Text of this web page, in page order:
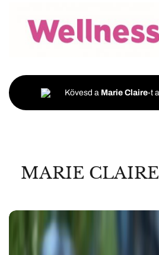
Kövesd a Marie Claire-t
MARIE